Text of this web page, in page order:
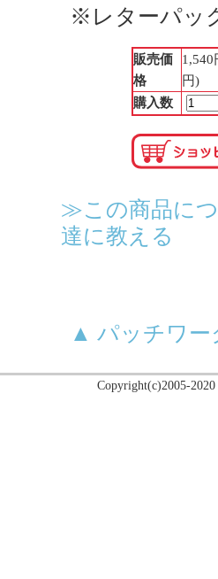
※レターパッ
販売価
格
1,540
円)
購入数
≫この商品に
達に教える
▲ パッチワー
Copyright(c)2005-